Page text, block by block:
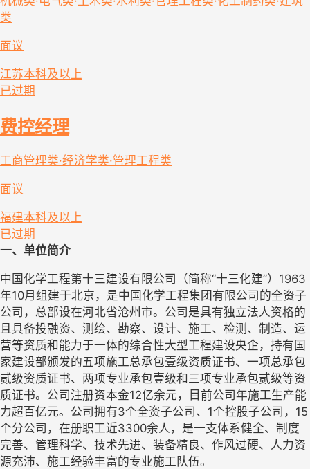
类
面议
江苏本科及以上
已过期
费控经理
工商管理类·经济学类·管理工程类
面议
福建本科及以上
已过期
一、单位简介
中国化学工程第十三建设有限公司（简称“十三化建”）1963
年10月组建于北京，是中国化学工程集团有限公司的全资子
公司，总部设在河北省沧州市。公司是具有独立法人资格的
且具备投融资、测绘、勘察、设计、施工、检测、制造、运
营等资质和能力于一体的综合性大型工程建设央企，持有国
家建设部颁发的五项施工总承包壹级资质证书、一项总承包
贰级资质证书、两项专业承包壹级和三项专业承包贰级等资
质证书。公司注册资本金12亿余元，目前公司年施工生产能
力超百亿元。公司拥有3个全资子公司、1个控股子公司，15
个分公司，在册职工近3300余人，是一支体系健全、制度
完善、管理科学、技术先进、装备精良、作风过硬、人力资
源充沛、施工经验丰富的专业施工队伍。